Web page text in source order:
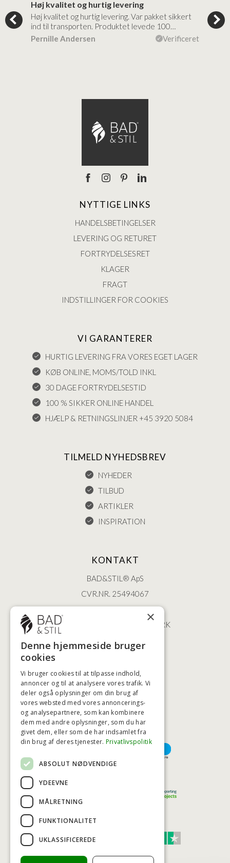
Høj kvalitet og hurtig levering
Høj kvalitet og hurtig levering. Var pakket sikkert
ind til transporten. Produktet levede 100…
Pernille Andersen
Verificeret
NYTTIGE LINKS
HANDELSBETINGELSER
LEVERING OG RETURET
FORTRYDELSESRET
KLAGER
FRAGT
INDSTILLINGER FOR COOKIES
VI GARANTERER
HURTIG LEVERING FRA VORES EGET LAGER
KØB ONLINE, MOMS/TOLD INKL
30 DAGE FORTRYDELSESTID
100 % SIKKER ONLINE HANDEL
HJÆLP & RETNINGSLINJER +45 3920 5084
TILMELD NYHEDSBREV
NYHEDER
TILBUD
ARTIKLER
INSPIRATION
KONTAKT
BAD&STIL® ApS
CVR.NR. 25494067
ØSTERBROGADE 202
2100 KØBENHAVN • DANMARK
+45 3920 5084
HØJESTE KREDITVÆRDIGHED
BETALINGSMULIGHEDER
TRUST SCORE 4,7
×
Denne hjemmeside bruger
cookies
Vi bruger cookies til at tilpasse indhold,
annoncer og til at analysere vores trafik. Vi
deler også oplysninger om din brug af
vores websted med vores annoncerings-
og analysepartnere, som kan kombinere
dem med andre oplysninger, som du har
givet dem, eller som de har indsamlet fra
din brug af deres tjenester. Privatlivspolitik
ABSOLUT NØDVENDIGE
YDEEVNE
MÅLRETNING
FUNKTIONALITET
UKLASSIFICEREDE